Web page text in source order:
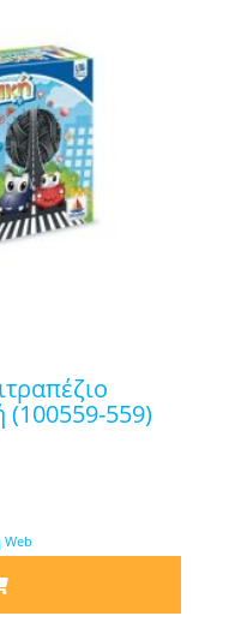
(100559-559)
Web